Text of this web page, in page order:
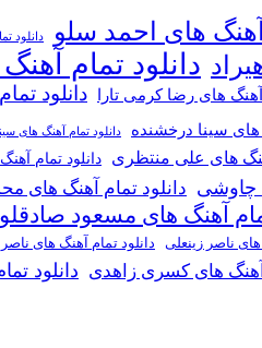
آهنگ های احمد سلو دانلود
دانلود تمام
آهنگ های رضا کرمی تارا دانلود
های سینا درخشنده دانلود تمام آهنگ های
های علی منتظری دانلود تمام
چاوشی دانلود تمام آهنگ های
آهنگ های مسعود صادقلو
های ناصر زینعلی دانلود تمام آهنگ های
آهنگ های کسری زاهدی دانلود